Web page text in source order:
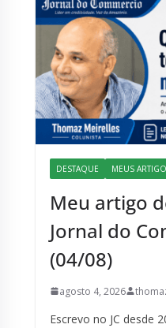
DESTAQUE MEUS
Meu artigo
Jornal do
(04/08)
agosto 4, 2026
Escrevo no JC desde